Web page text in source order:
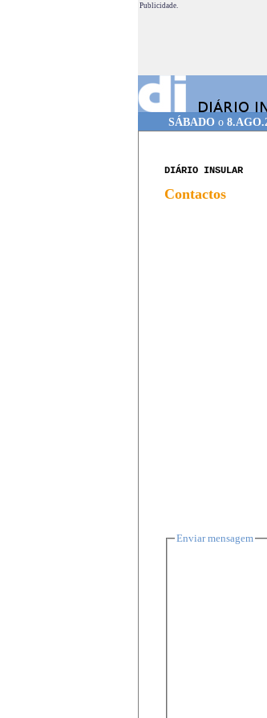
Publicidade.
SÁBADO o
DIÁRIO INSULAR
Contactos
Enviar mensagem